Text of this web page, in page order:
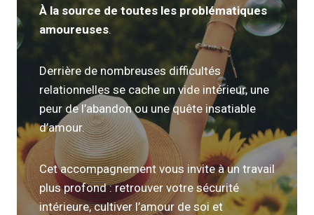
À la source de toutes les problématiques
amoureuses.
Derrière de nombreuses difficultés
relationnelles se cache un vide intérieur, une
peur de l’abandon ou une quête insatiable
d’amour.
Cet accompagnement vous invite à un travail
plus profond : retrouver votre sécurité
intérieure, cultiver l’amour de soi et